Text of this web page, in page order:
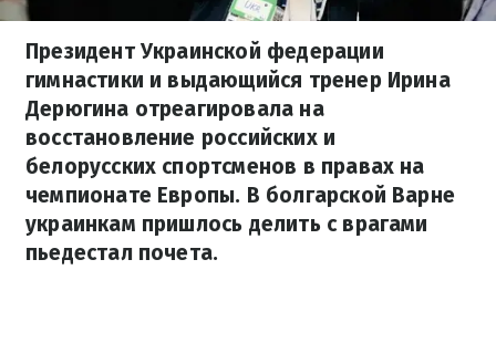
Президент Украинской федерации
гимнастики и выдающийся тренер Ирина
Дерюгина отреагировала на
восстановление российских и
белорусских спортсменов в правах на
чемпионате Европы. В болгарской Варне
украинкам пришлось делить с врагами
пьедестал почета.